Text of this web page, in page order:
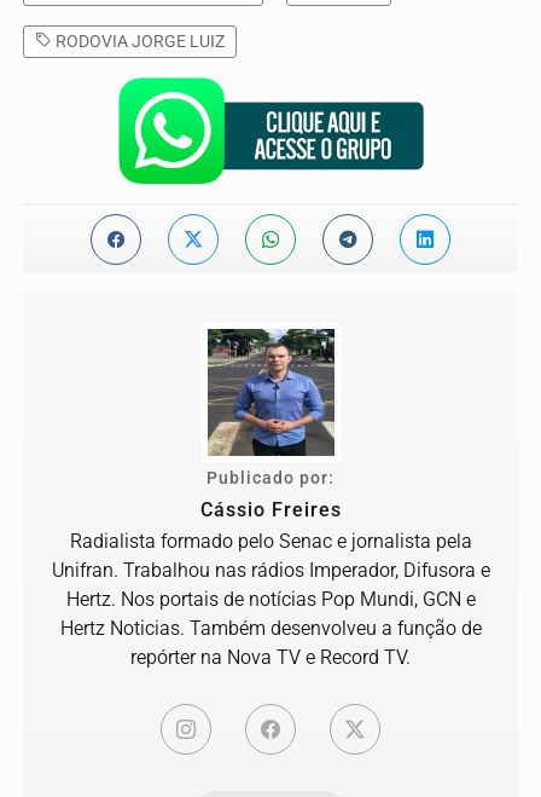
RODOVIA JORGE LUIZ
Publicado por:
Cássio Freires
Radialista formado pelo Senac e jornalista pela
Unifran. Trabalhou nas rádios Imperador, Difusora e
Hertz. Nos portais de notícias Pop Mundi, GCN e
Hertz Noticias. Também desenvolveu a função de
repórter na Nova TV e Record TV.